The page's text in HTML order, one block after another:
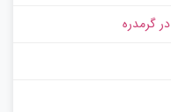
گرمدره